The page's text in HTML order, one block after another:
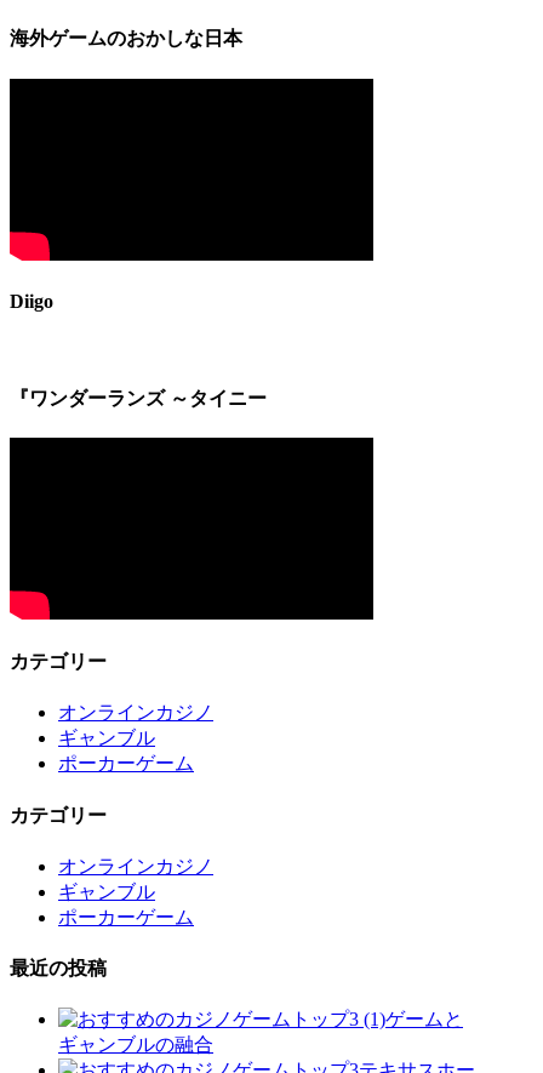
海外ゲームのおかしな日本
Diigo
『ワンダーランズ ～タイニー
カテゴリー
オンラインカジノ
ギャンブル
ポーカーゲーム
カテゴリー
オンラインカジノ
ギャンブル
ポーカーゲーム
最近の投稿
ゲームと
ギャンブルの融合